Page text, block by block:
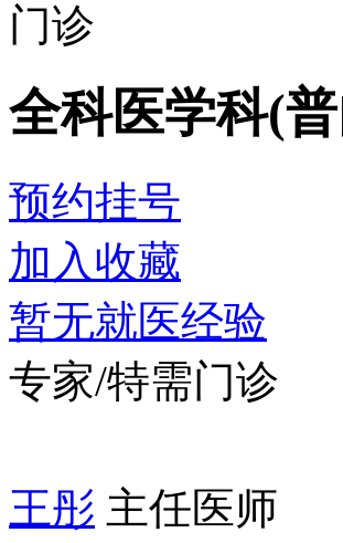
门诊
全科医学科(
预约挂号
加入收藏
暂无就医经验
专家/特需门诊
王彤 主任医师